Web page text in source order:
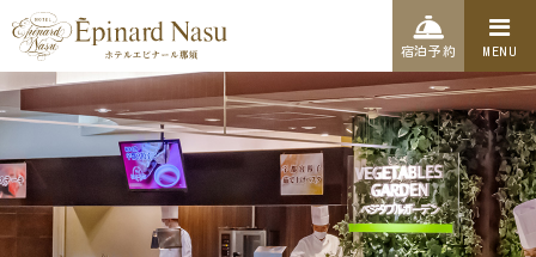
MENU
宿泊予約